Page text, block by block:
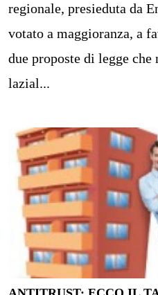
regionale, presieduta da
votato a maggioranza, a
due proposte di legge
lazial...